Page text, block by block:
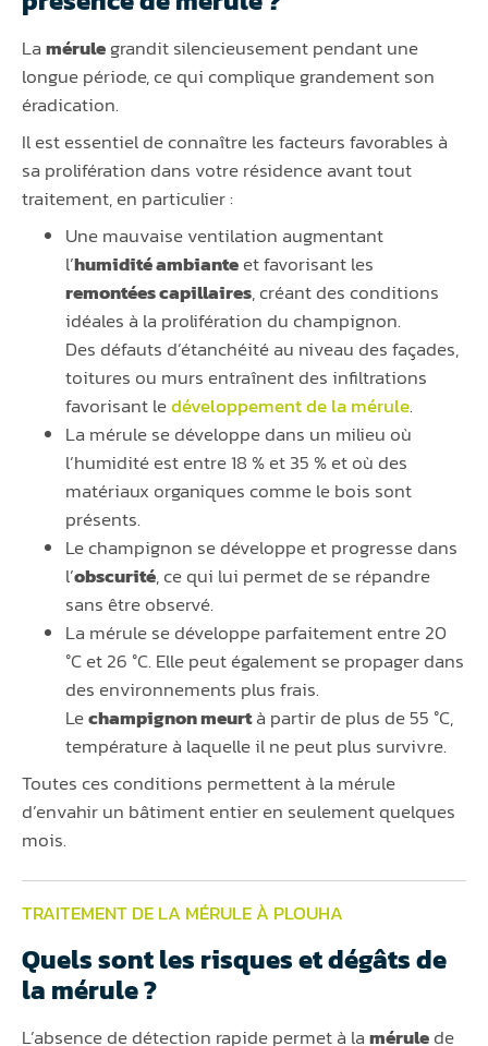
Lamérulegrandit silencieusement pendant une
longue période, ce qui complique grandement son
éradication.
Il est essentiel de connaître les facteurs favorables à
sa prolifération dans votre résidence avant tout
traitement, en particulier :
Une mauvaise ventilation augmentant
l’humidité ambianteet favorisant les
remontées capillaires, créant des conditions
idéales à la prolifération du champignon.
Des défauts d’étanchéité au niveau des façades,
toitures ou murs entraînent des infiltrations
favorisant ledéveloppement de la mérule.
La mérule se développe dans un milieu où
l’humidité est entre 18 % et 35 % et où des
matériaux organiques comme le bois sont
présents.
Le champignon se développe et progresse dans
l’obscurité, ce qui lui permet de se répandre
sans être observé.
La mérule se développe parfaitement entre 20
°C et 26 °C. Elle peut également se propager dans
des environnements plus frais.
Lechampignon meurtà partir de plus de 55 °C,
température à laquelle il ne peut plus survivre.
Toutes ces conditions permettent à la mérule
d’envahir un bâtiment entier en seulement quelques
mois.
TRAITEMENT DE LA MÉRULE À PLOUHA
Quels sont les risques et dégâts de
la mérule ?
L’absence de détection rapide permet à lamérulede